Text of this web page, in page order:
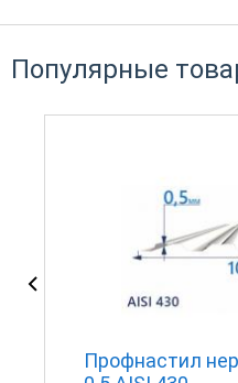
Популярные
Профнастил